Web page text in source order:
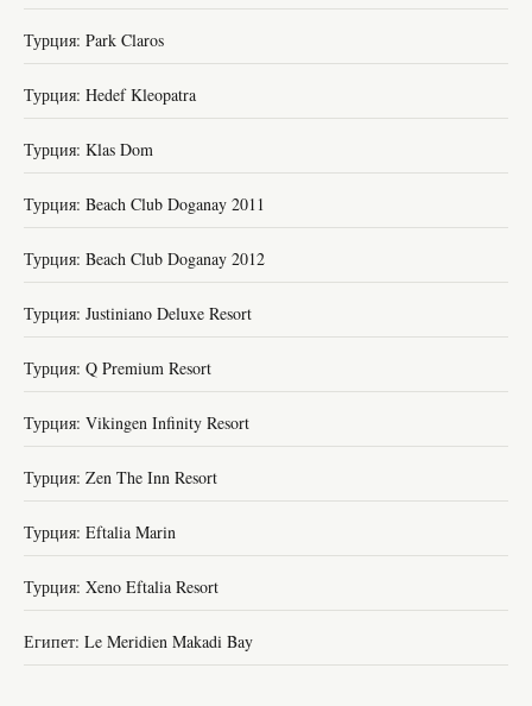
Турция: Park Claros
Турция: Hedef Kleopatra
Турция: Klas Dom
Турция: Beach Club Doganay 2011
Турция: Beach Club Doganay 2012
Турция: Justiniano Deluxe Resort
Турция: Q Premium Resort
Турция: Vikingen Infinity Resort
Турция: Zen The Inn Resort
Турция: Eftalia Marin
Турция: Xeno Eftalia Resort
Египет: Le Meridien Makadi Bay